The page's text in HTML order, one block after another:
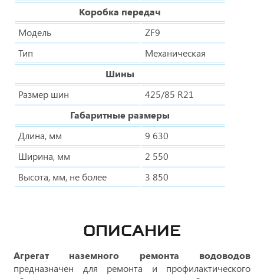
Коробка передач
Модель
ZF9
Тип
Механическая
Шины
Размер шин
425/85 R21
Габаритные размеры
Длина, мм
9 630
Ширина, мм
2 550
Высота, мм, не более
3 850
ОПИСАНИЕ
Агрегат наземного ремонта водоводов
предназначен для ремонта и профилактического